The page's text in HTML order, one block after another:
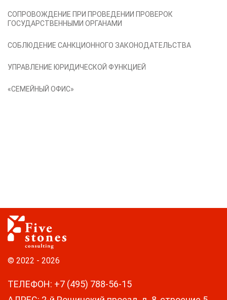
СОПРОВОЖДЕНИЕ ПРИ ПРОВЕДЕНИИ ПРОВЕРОК
ГОСУДАРСТВЕННЫМИ ОРГАНАМИ
СОБЛЮДЕНИЕ САНКЦИОННОГО ЗАКОНОДАТЕЛЬСТВА
УПРАВЛЕНИЕ ЮРИДИЧЕСКОЙ ФУНКЦИЕЙ
«СЕМЕЙНЫЙ ОФИС»
© 2022 - 2026
ТЕЛЕФОН: +7 (495) 788-56-15